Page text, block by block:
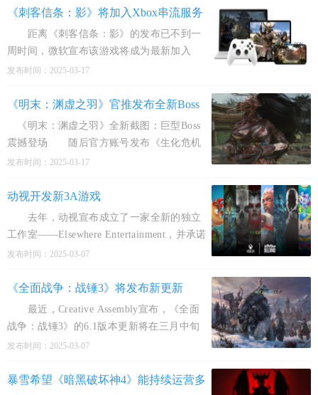
的
《刺客信条：影》将加入Xbox串流服务
距离《刺客信条：影》的发布已不到一
周时间，微软宣布该游戏将成为最新加入
Xbox“串流自己拥有的游戏”服务的作
微软于去
发布时间：2025-03-17
《明末：渊虚之羽》官推发布全新Boss
截图
《明末：渊虚之羽》全新截图：巨型Boss
震撼登场 随后官方账号发布《生化危机
8》人气角色"八尺大人"动态图，以幽默方式
发布时间：2025-03-17
动视开发新3A游戏
去年，动视宣布成立了一家全新的独立
工作室——Elsewhere Entertainment，并承诺
将致力于打造一款具有划时代意义的3A级系
发布时间：2025-03-07
《全面战争：战锤3》将发布新更新
最近，Creative Assembly宣布，《全面
战争：战锤3》的6.1版本更新将在三月中旬
与玩家见面。这次更新将主要集中于对现有
将着重优化基斯
发布时间：2025-03-07
暴雪希望《暗黑破坏神4》能持续运营多